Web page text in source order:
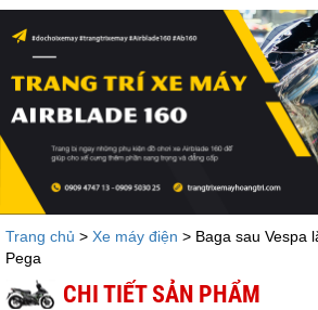
Trang chủ > Xe máy điện > Baga sau Vespa
Pega
CHI TIẾT SẢN PHẨM